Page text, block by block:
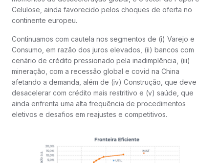
Celulose, ainda favorecido pelos choques de oferta no
continente europeu.
Continuamos com cautela nos segmentos de (i) Varejo e
Consumo, em razão dos juros elevados, (ii) bancos com
cenário de crédito pressionado pela inadimplência, (iii)
mineração, com a recessão global e covid na China
afetando a demanda, além de (iv) Construção, que deve
desacelerar com crédito mais restritivo e (v) saúde, que
ainda enfrenta uma alta frequência de procedimentos
eletivos e desafios em reajustes e competitivos.